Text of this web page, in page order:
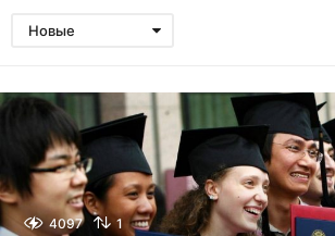
Новые
4097 1